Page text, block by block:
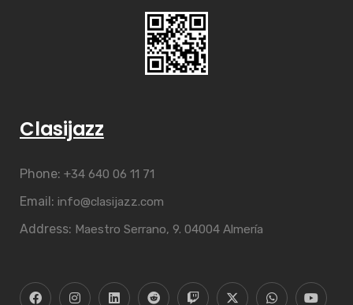
Clasijazz
Phone: +34 640 06 11 71
Email: info@clasijazz.com
Address: Maestro Serrano, 9. 04004 Almería